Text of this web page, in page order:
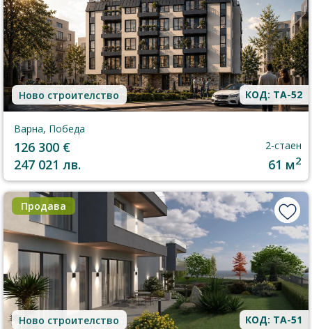
Ново строителство КОД: TA-52
Варна, Победа
126 300 €
247 021 лв.
2-стаен
61 м2
Продава
Ново строителство КОД: TA-51